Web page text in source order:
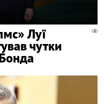
Луї
чутки